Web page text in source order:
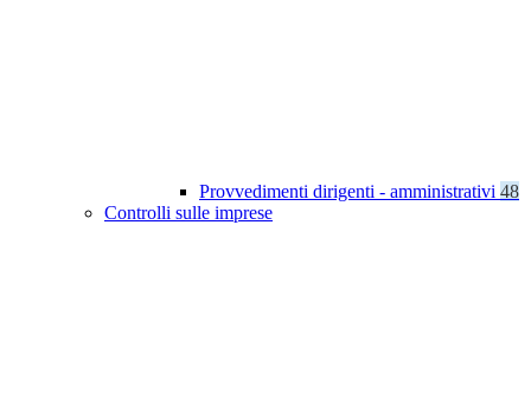
Provvedimenti dirigenti - amministrativi 48
Controlli sulle imprese